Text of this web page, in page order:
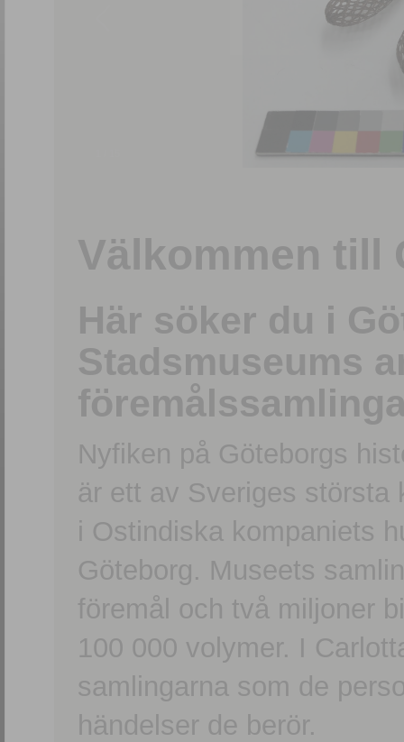
Välkommen till
Här söker du i
Stadsmuseums
Nyfiken på Göteborgs
är ett av Sveriges största
i Ostindiska kompaniets
Göteborg. Museets
föremål och två miljoner
100 000 volymer. I
samlingarna som de
händelser de berör.